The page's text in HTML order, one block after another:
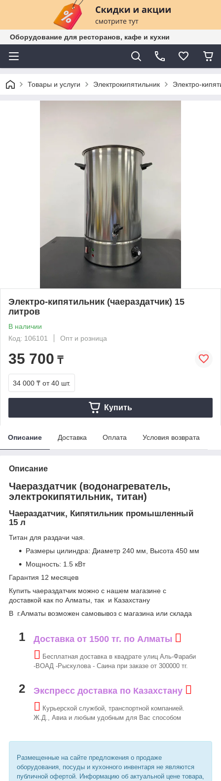
Оборудование для ресторанов, кафе и кухни
Товары и услуги Электрокипятильник Электро-
Электро-кипятильник (чаераздатчик) 15
литров
В наличии
Код: 106101
Опт и розница
35 700 ₸
34 000 ₸ от 40 шт.
Купить
Описание Доставка Оплата Условия возврата
Описание
Чаераздатчик (водонагреватель,
электрокипятильник, титан)
Чаераздатчик, Кипятильник промышленный
15 л
Титан для раздачи чая.
Размеры цилиндра: Диаметр 240 мм, Высота 450 мм
Мощность: 1.5 кВт
Гарантия 12 месяцев
Купить чаераздатчик можно с нашем магазине с
доставкой как по Алматы, так и Казахстану
В г.Алматы возможен самовывоз с магазина или склада
1 Доставка от 1500 тг. по Алматы
Бесплатная доставка в квадрате улиц Аль-Фараби
-ВОАД -Рыскулова - Саина при заказе от 300000 тг.
2 Экспресс доставка по Казахстану
Курьерской службой, транспортной компанией.
Ж.Д., Авиа и любым удобным для Вас способом
Размещенные на сайте предложения о продаже
оборудования, посуды и кухонного инвентаря не являются
публичной офертой. Информацию об актуальной цене товара,